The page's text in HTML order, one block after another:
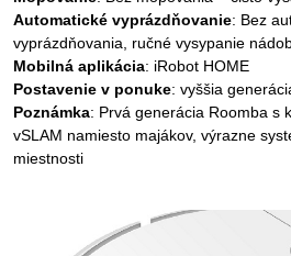
Automatické vyprázdňovanie: Bez
vyprázdňovania, ručné vysypanie
Mobilná aplikácia: iRobot HOME
Postavenie v ponuke: vyššia
Poznámka: Prvá generácia Roomba s
vSLAM namiesto majákov, výrazne
miestnosti